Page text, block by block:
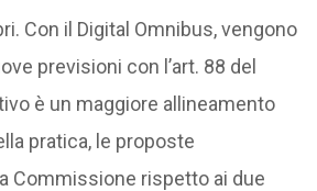
Con il Digital Omnibus, vengono
previsioni con l’art. 88 del
è un maggiore allineamento
pratica, le proposte
Commissione rispetto ai due